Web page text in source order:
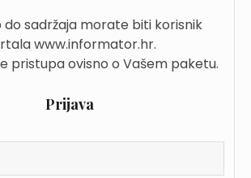
do sadržaja morate biti korisnik
www.informator.hr.
pristupa ovisno o Vašem paketu.
Prijava